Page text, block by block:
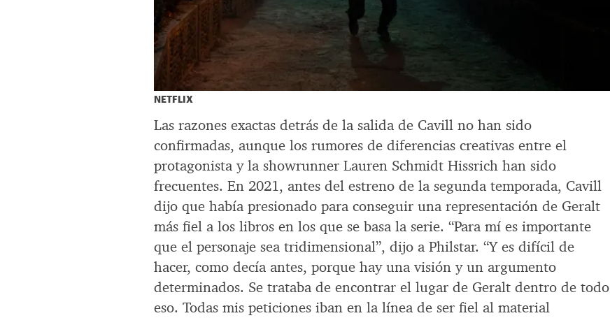
NETFLIX
Las razones exactas detrás de la salida de Cavill no han sido
confirmadas, aunque los rumores de diferencias creativas entre el
protagonista y la showrunner Lauren Schmidt Hissrich han sido
frecuentes. En 2021, antes del estreno de la segunda temporada, Cavill
dijo que había presionado para conseguir una representación de Geralt
más fiel a los libros en los que se basa la serie. “Para mí es importante
que el personaje sea tridimensional”, dijo a Philstar. “Y es difícil de
hacer, como decía antes, porque hay una visión y un argumento
determinados. Se trataba de encontrar el lugar de Geralt dentro de todo
eso. Todas mis peticiones iban en la línea de ser fiel al material